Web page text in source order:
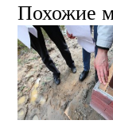
Похожие